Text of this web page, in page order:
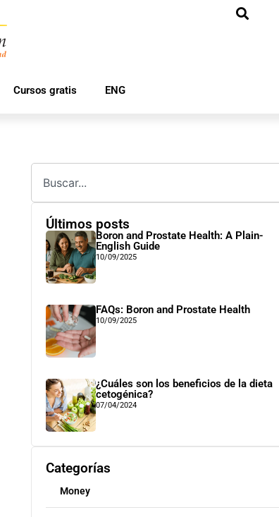
Cursos gratis ENG
Últimos posts
Boron and Prostate Health: A Plain-
English Guide
10/09/2025
FAQs: Boron and Prostate Health
10/09/2025
¿Cuáles son los beneficios de la dieta
cetogénica?
07/04/2024
Categorías
Money